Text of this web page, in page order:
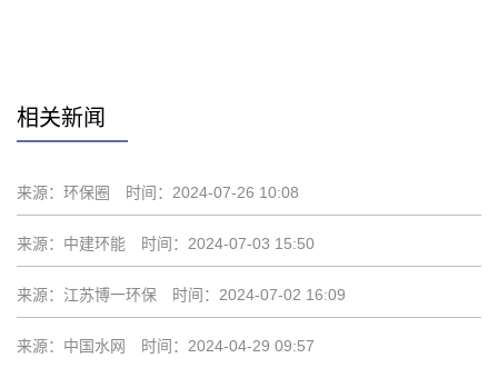
相关新闻
来源：环保圈 时间：2024-07-26 10:08
来源：中建环能 时间：2024-07-03 15:50
来源：江苏博一环保 时间：2024-07-02 16:09
来源：中国水网 时间：2024-04-29 09:57